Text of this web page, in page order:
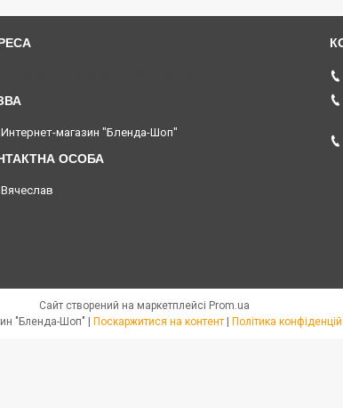
Интернет-магазин "Бленда-Шоп"
Вячеслав
Сайт створений на маркетплейсі Prom.ua
Поскаржитися на контент Політика